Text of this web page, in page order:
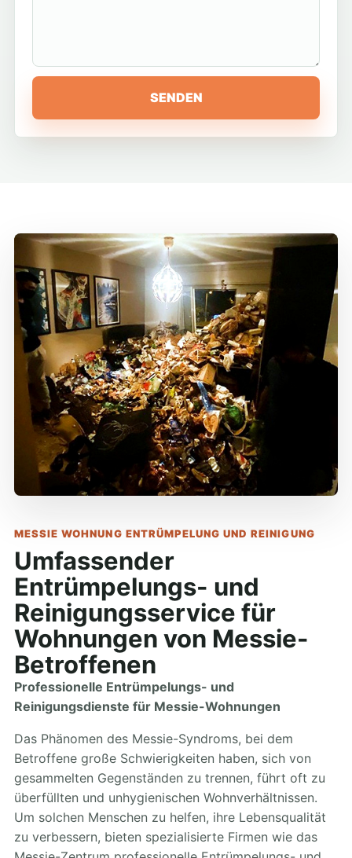
SENDEN
MESSIE WOHNUNG ENTRÜMPELUNG UND REINIGUNG
Umfassender
Entrümpelungs- und
Reinigungsservice für
Wohnungen von Messie-
Betroffenen
Professionelle Entrümpelungs- und
Reinigungsdienste für Messie-Wohnungen
Das Phänomen des Messie-Syndroms, bei dem
Betroffene große Schwierigkeiten haben, sich von
gesammelten Gegenständen zu trennen, führt oft zu
überfüllten und unhygienischen Wohnverhältnissen.
Um solchen Menschen zu helfen, ihre Lebensqualität
zu verbessern, bieten spezialisierte Firmen wie das